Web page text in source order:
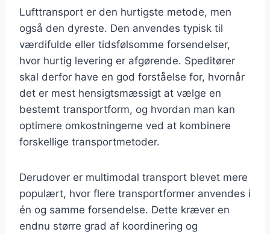
Lufttransport er den hurtigste metode, men
også den dyreste. Den anvendes typisk til
værdifulde eller tidsfølsomme forsendelser,
hvor hurtig levering er afgørende. Speditører
skal derfor have en god forståelse for, hvornår
det er mest hensigtsmæssigt at vælge en
bestemt transportform, og hvordan man kan
optimere omkostningerne ved at kombinere
forskellige transportmetoder.
Derudover er multimodal transport blevet mere
populært, hvor flere transportformer anvendes i
én og samme forsendelse. Dette kræver en
endnu større grad af koordinering og